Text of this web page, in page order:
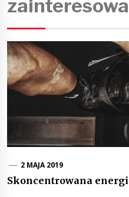
2 MAJA 2019
Skoncentrowana